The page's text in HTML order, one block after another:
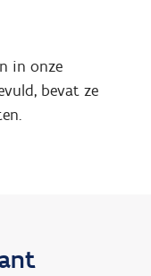
in onze
bevat ze